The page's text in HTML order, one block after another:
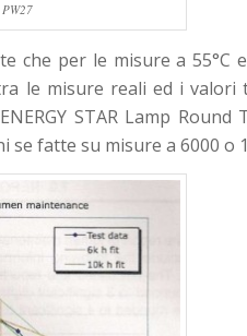
PW27
che per le misure a
le misure reali ed i valori
STAR Lamp
se fatte su misure a 6000 o